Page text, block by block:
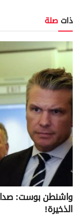
ذات صلة
واشنطن بوست:
الذخيرة!